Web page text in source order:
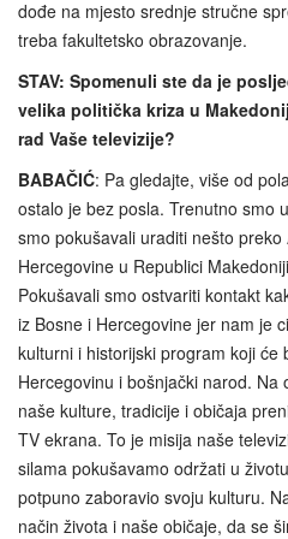
dođe na mjesto srednje stručne
treba fakultetsko obrazovanje.
STAV: Spomenuli ste da je
velika politička kriza u
rad Vaše televizije?
BABAČIĆ: Pa gledajte, više od
ostalo je bez posla. Trenutno smo
smo pokušavali uraditi nešto
Hercegovine u Republici
Pokušavali smo ostvariti kontakt
iz Bosne i Hercegovine jer nam je
kulturni i historijski program koji će
Hercegovinu i bošnjački narod. Na
naše kulture, tradicije i običaja
TV ekrana. To je misija naše
silama pokušavamo održati u
potpuno zaboravio svoju kulturu.
način života i naše običaje, da se